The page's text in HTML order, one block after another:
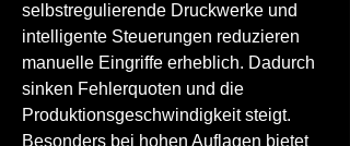
selbstregulierende Druckwerke und
intelligente Steuerungen reduzieren
manuelle Eingriffe erheblich. Dadurch
sinken Fehlerquoten und die
Produktionsgeschwindigkeit steigt.
Besonders bei hohen Auflagen bietet